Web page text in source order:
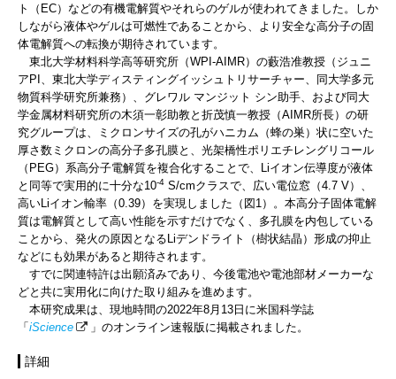
ト（EC）などの有機電解質やそれらのゲルが使われてきました。しか
しながら液体やゲルは可燃性であることから、より安全な高分子の固
体電解質への転換が期待されています。
東北大学材料科学高等研究所（WPI-AIMR）の藪浩准教授（ジュニ
アPI、東北大学ディスティングイッシュトリサーチャー、同大学多元
物質科学研究所兼務）、グレワル マンジット シン助手、および同大
学金属材料研究所の木須一彰助教と折茂慎一教授（AIMR所長）の研
究グループは、ミクロンサイズの孔がハニカム（蜂の巣）状に空いた
厚さ数ミクロンの高分子多孔膜と、光架橋性ポリエチレングリコール
（PEG）系高分子電解質を複合化することで、Liイオン伝導度が液体
と同等で実用的に十分な10-4 S/cmクラスで、広い電位窓（4.7 V）、
高いLiイオン輸率（0.39）を実現しました（図1）。本高分子固体電解
質は電解質として高い性能を示すだけでなく、多孔膜を内包している
ことから、発火の原因となるLiデンドライト（樹状結晶）形成の抑止
などにも効果があると期待されます。
すでに関連特許は出願済みであり、今後電池や電池部材メーカーな
どと共に実用化に向けた取り組みを進めます。
本研究成果は、現地時間の2022年8月13日に米国科学誌
「 iScience 」のオンライン速報版に掲載されました。
詳細